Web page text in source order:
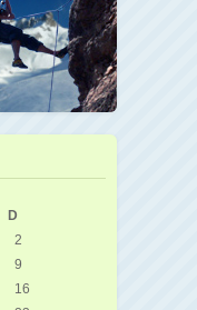
D
2
9
16